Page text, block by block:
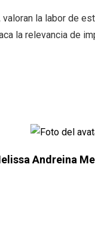
valoran la labor de
la relevancia de
Andreina